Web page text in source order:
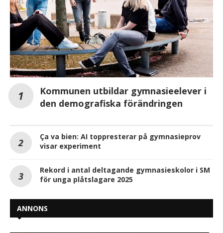
Kommunen utbildar gymnasieelever i
den demografiska förändringen
Ça va bien: AI toppresterar på gymnasieprov
visar experiment
Rekord i antal deltagande gymnasieskolor i SM
för unga plåtslagare 2025
ANNONS